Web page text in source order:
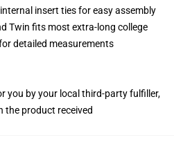
insert ties for easy assembly
Twin fits most extra-long college
detailed measurements
you by your local third-party fulfiller,
the product received